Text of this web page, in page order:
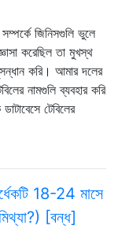
জিনিসগুলি ভুলে
করেছিল তা মুখস্থ
করি। আমার দলের
নামগুলি ব্যবহার করি
টেবিলের
18-24 মাসে
[বন্ধ]